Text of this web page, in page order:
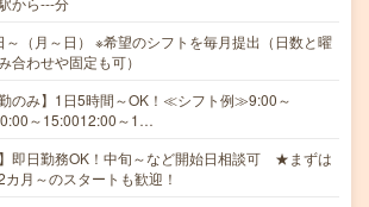
（月～日） ※希望のシフトを毎月提出（日数と曜
合わせや固定も可）
のみ】1日5時間～OK！≪シフト例≫9:00～
～15:0012:00～1…
】即日勤務OK！中旬～など開始日相談可 ★まずは
カ月～のスタートも歓迎！